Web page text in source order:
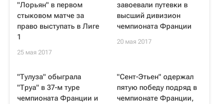
"Лорьян" в первом
стыковом матче за
право выступать в Лиге
1
25 мая 2017
завоевали путевки в
высший дивизион
чемпионата Франции
20 мая 2017
"Тулуза" обыграла
"Труа" в 37-м туре
чемпионата Франции и
"Сент-Этьен" одержал
пятую победу подряд в
чемпионате Франции,